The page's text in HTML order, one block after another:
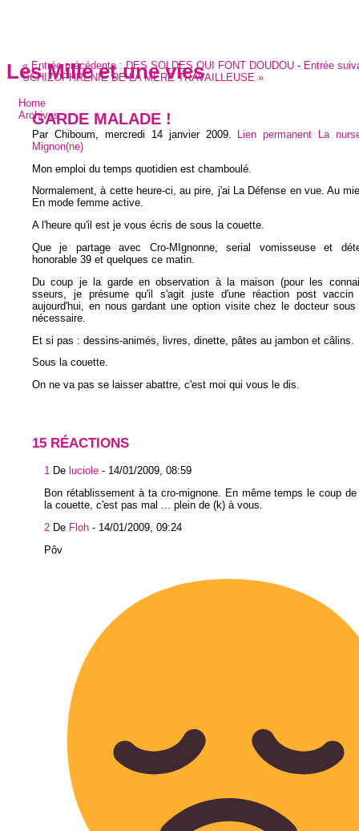
Les Mille et une vies
Home
Archives
« Entrée précédente :DES SOLDES QUI FONT DOUDOU - Entrée
SCHIZOPHRENIE DE LA MERE TRAVAILLEUSE »
GARDE MALADE !
Par Chiboum, mercredi 14 janvier 2009. Lien permanent
La
Mignon(ne)
Mon emploi du temps quotidien est chamboulé.
Normalement, à cette heure-ci, au pire, j'ai La Défense en vue. Au
En mode femme active.
A l'heure qu'il est je vous écris de sous la couette.
Que je partage avec Cro-MIgnonne, serial vomisseuse et
honorable 39 et quelques ce matin.
Du coup je la garde en observation à la maison (pour les
sseurs, je présume qu'il s'agit juste d'une réaction post vaccin
aujourd'hui, en nous gardant une option visite chez le docteur
nécessaire.
Et si pas : dessins-animés, livres, dinette, pâtes au jambon et câlins.
Sous la couette.
On ne va pas se laisser abattre, c'est moi qui vous le dis.
15 RÉACTIONS
1 De luciole - 14/01/2009, 08:59
Bon rétablissement à ta cro-mignone. En même temps le coup
la couette, c'est pas mal ... plein de (k) à vous.
2 De Floh - 14/01/2009, 09:24
Pôv